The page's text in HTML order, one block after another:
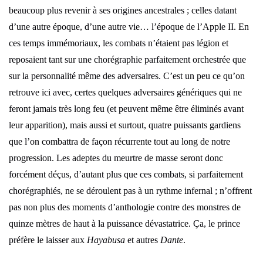
beaucoup plus revenir à ses origines ancestrales ; celles datant
d’une autre époque, d’une autre vie… l’époque de l’Apple II. En
ces temps immémoriaux, les combats n’étaient pas légion et
reposaient tant sur une chorégraphie parfaitement orchestrée que
sur la personnalité même des adversaires. C’est un peu ce qu’on
retrouve ici avec, certes quelques adversaires génériques qui ne
feront jamais très long feu (et peuvent même être éliminés avant
leur apparition), mais aussi et surtout, quatre puissants gardiens
que l’on combattra de façon récurrente tout au long de notre
progression. Les adeptes du meurtre de masse seront donc
forcément déçus, d’autant plus que ces combats, si parfaitement
chorégraphiés, ne se déroulent pas à un rythme infernal ; n’offrent
pas non plus des moments d’anthologie contre des monstres de
quinze mètres de haut à la puissance dévastatrice. Ça, le prince
préfère le laisser aux Hayabusa et autres Dante.